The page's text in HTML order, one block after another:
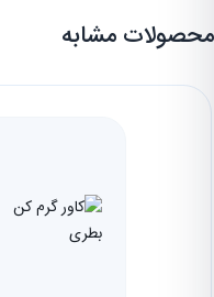
محصولات مشابه